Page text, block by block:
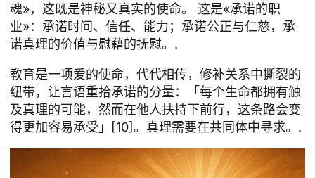
魂»，这既是神秘又真实的使命。 这是«承诺的职
业»：承诺时间、信任、能力；承诺公正与仁慈，承
诺真理的价值与慰藉的抚慰。.
教育是一项爱的使命，代代相传，修补关系中撕裂的
纽带，让言语重拾承诺的分量：「每个生命都拥有触
及真理的可能，然而在他人扶持下前行，这条路会变
得更加容易承受」[10]。真理需要在共同体中寻求。.